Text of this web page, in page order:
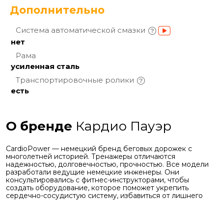
Дополнительно
Система автоматической смазки
нет
Рама
усиленная сталь
Транспортировочные ролики
есть
О бренде Кардио Пауэр
CardioPower — немецкий бренд беговых дорожек с
многолетней историей. Тренажеры отличаются
надежностью, долговечностью, прочностью. Все модели
разработали ведущие немецкие инженеры. Они
консультировались с фитнес-инструкторами, чтобы
создать оборудование, которое поможет укрепить
сердечно-сосудистую систему, избавиться от лишнего